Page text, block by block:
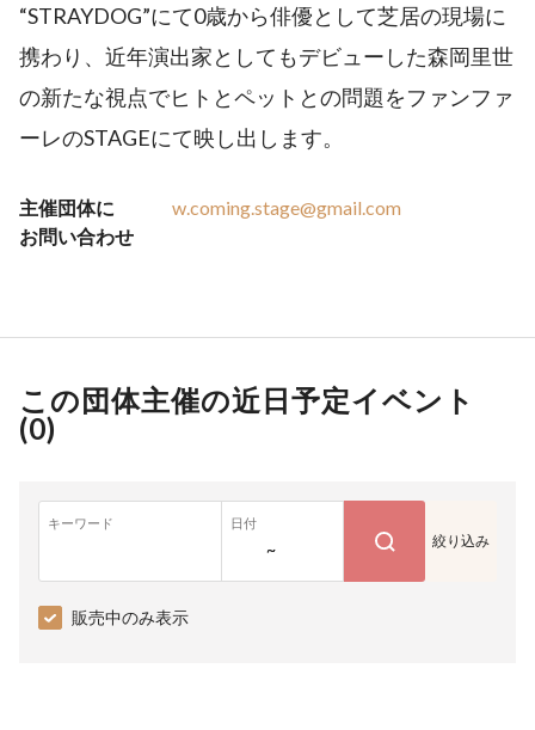
“STRAYDOG”にて0歳から俳優として芝居の現場に
携わり、近年演出家としてもデビューした森岡里世
の新たな視点でヒトとペットとの問題をファンファ
ーレのSTAGEにて映し出します。
主催団体に
お問い合わせ
w.coming.stage@gmail.com
この団体主催の近日予定イベント
(0)
キーワード 日付
~ 絞り込み
販売中のみ表示